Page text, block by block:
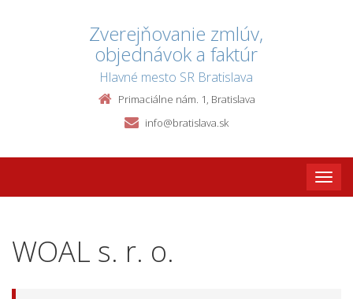
Zverejňovanie zmlúv,
objednávok a faktúr
Hlavné mesto SR Bratislava
Primaciálne nám. 1, Bratislava
info@bratislava.sk
Toggle
WOAL s. r. o.